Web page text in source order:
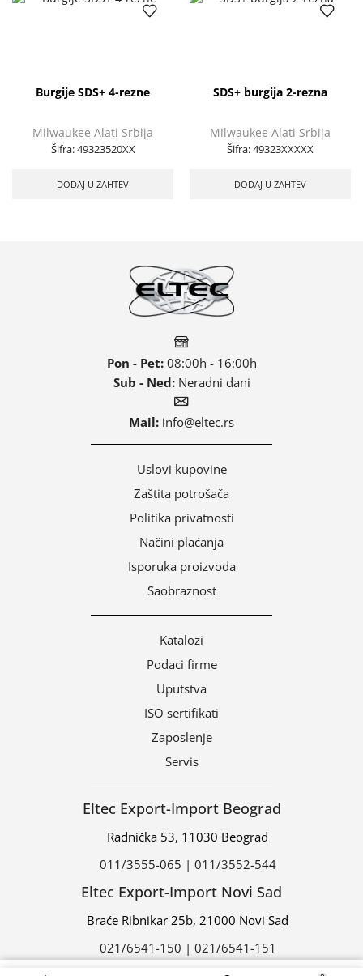
Burgije SDS+ 4-rezne
Milwaukee Alati Srbija
Šifra:49323520XX
DODAJ U ZAHTEV
SDS+ burgija 2-rezna
Milwaukee Alati Srbija
Šifra:49323XXXXX
DODAJ U ZAHTEV
Pon - Pet:08:00h - 16:00h
Sub - Ned:Neradni dani
Mail: info@eltec.rs
Uslovi kupovine
Zaštita potrošača
Politika privatnosti
Načini plaćanja
Isporuka proizvoda
Saobraznost
Katalozi
Podaci firme
Uputstva
ISO sertifikati
Zaposlenje
Servis
Eltec Export-Import Beograd
Radnička 53, 11030 Beograd
011/3555-065 | 011/3552-544
Eltec Export-Import Novi Sad
Braće Ribnikar 25b, 21000 Novi Sad
021/6541-150 | 021/6541-151